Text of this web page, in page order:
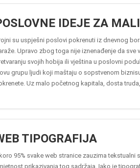
IDEJE ZA
su uspješni poslovi pokrenuti iz dnevnog
Upravo zbog toga nije iznenađenje da sve
svojih hobija ili vještina u poslovni
grupu ljudi koji maštaju o sopstvenom
Uz malo početnog kapitala, dosta
TIPOGRAFIJA
95% svake web stranice zauzima tekstualni
prikazivanja tog sadržaja. Iako je